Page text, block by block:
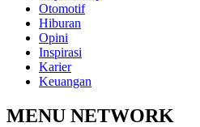
Otomotif
Hiburan
Opini
Inspirasi
Karier
Keuangan
MENU NETWORK